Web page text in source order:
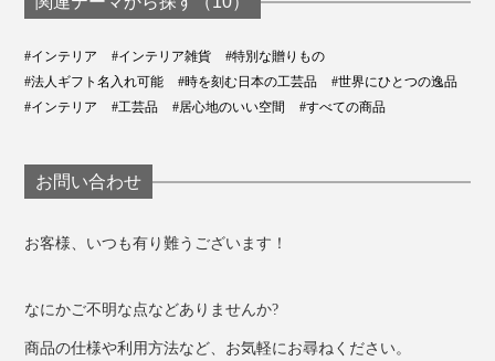
#インテリア #インテリア雑貨
#特別な贈りもの
#法人ギフト名入れ可能
#時を刻む日本の工芸品
#世界にひとつの逸品
#インテリア
#工芸品 #居心地のいい空間 #すべての商品
お問い合わせ
お客様、いつも有り難うございます！
なにかご不明な点などありませんか?
商品の仕様や利用方法など、お気軽にお尋ねください。